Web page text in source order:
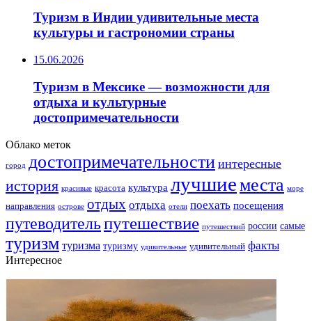
Туризм в Индии удивительные места
культуры и гастрономии страны
15.06.2026
Туризм в Мексике — возможности для
отдыха и культурные
достопримечательности
Облако меток
город достопримечательности интересные
история красивые красота культура лучшиеместа море
направления острове отдых отдыха отели поехать посещения
путеводительпутешествие путешествий россии самые
туризм туризма туризму удивительные удивительный факты
Интересное